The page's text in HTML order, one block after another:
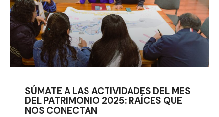
SÚMATE A LAS ACTIVIDADES DEL MES
DEL PATRIMONIO 2025: RAÍCES QUE
NOS CONECTAN